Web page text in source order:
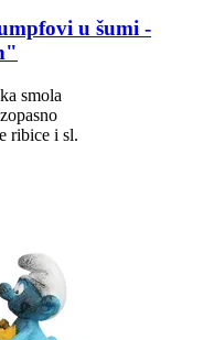
u šumi -​
smola
ribice i sl.